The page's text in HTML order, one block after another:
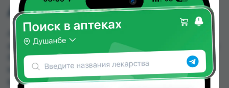
АРИСТА 5МГ №14
АРИСТА 5МГ №14 можно купить или заказать в
аптеках, Аптека АХРОМ, Аптека Нур (Nur), Аптека
Рахмат 2004, Арча, Дору Фарм №2, Дору Фарм
№20, Дору Фарм №6 по цене от 39.80 TJS до
60.00 TJS в Душанбе и других городах